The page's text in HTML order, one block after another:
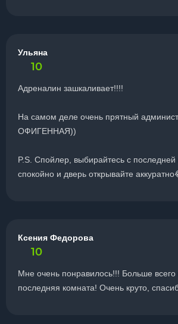
Ульяна
10
Адреналин зашкаливает!!!!
На самом деле очень прятный
ОФИГЕННАЯ))
P.S. Спойлер, выбирайтесь с
спокойно и дверь открывайте
Ксения Федорова
10
Мне очень понравилось!!! Больше всего
последняя комната! Очень круто,